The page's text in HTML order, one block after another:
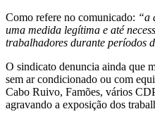
Como refere no comunicado: “a
uma medida legítima e até
trabalhadores durante períodos
O sindicato denuncia ainda que
sem ar condicionado ou com
Cabo Ruivo, Famões, vários
agravando a exposição dos